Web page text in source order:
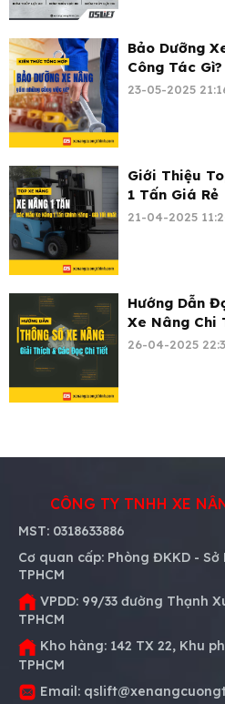
Bảo Dưỡng
Công Tác Gì?
23-05-2025
Giới Thiệu
1 Tấn Giá Rẻ
21-04-2025
Hướng Dẫn
Xe Nâng Chi
26-04-2025
CÔNG TY TNHH XE
MST: 0318633886
Cơ quan cấp: Phòng ĐKKD -
TPHCM
VPDD: 99/33 đường Thạnh
TPHCM
Kho hàng: 142 TX 22, Khu
TPHCM
Email: